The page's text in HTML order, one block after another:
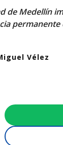
de Medellín
Vélez